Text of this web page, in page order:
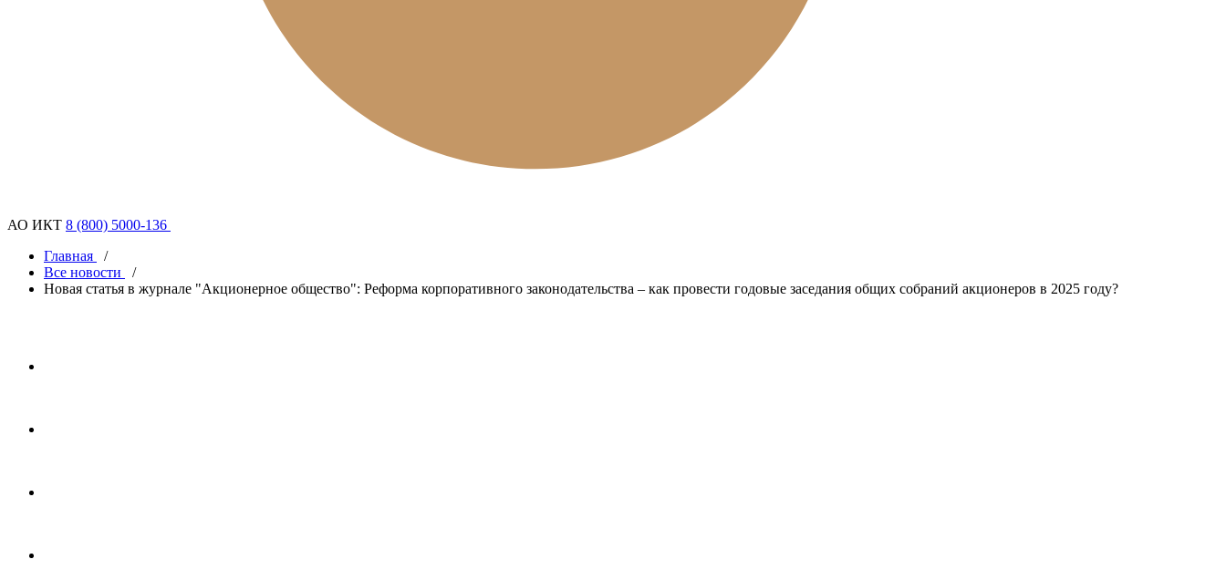
АО ИКТ 8 (800) 5000-136
Главная
/
Все новости
/
Новая статья в журнале "Акционерное общество": Реформа корпоративного законодательства – как провести годовые заседания общих собраний акционеров в 2025 году?